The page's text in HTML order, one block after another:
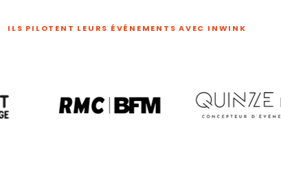
ILS PILOTENT LEURS ÉVÉNEMENTS AVEC INWINK